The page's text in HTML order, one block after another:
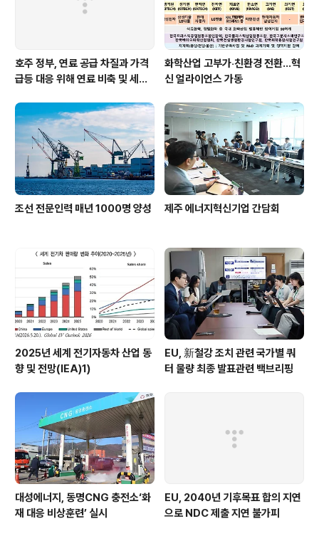
호주 정부, 연료 공급 차질과 가격
급등 대응 위해 연료 비축 및 세제
화학산업 고부가‧친환경 전환…혁
신 얼라이언스 가동
조선 전문인력 매년 1000명 양성 제주 에너지혁신기업 간담회
2025년 세계 전기자동차 산업 동
향 및 전망(IEA)1)
EU, 新철강 조치 관련 국가별 쿼
터 물량 최종 발표관련 백브리핑
대성에너지, 동명CNG 충전소‘화
재 대응 비상훈련’ 실시
EU, 2040년 기후목표 합의 지연
으로 NDC 제출 지연 불가피